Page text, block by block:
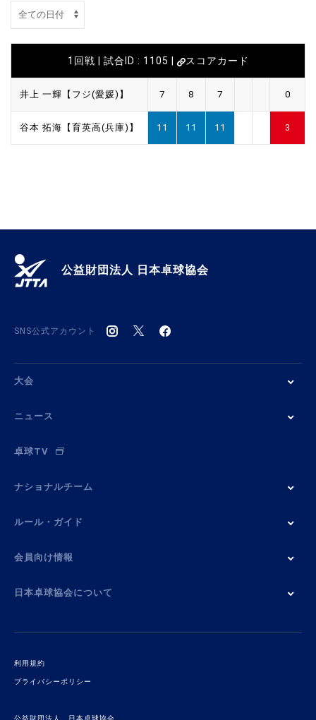
1回戦 | 試合ID : 1105 | スコアカード
井上 一輝【フジ(愛媛)】 7 8 7 0
谷本 拓海【育英高(兵庫)】 11 11 11 3
公益財団法人 日本卓球協会
SNS公式アカウント
大会
ニュース
卓球TV
ナショナルチーム
ルール・ガイド
会員向け情報
日本卓球協会について
利用規約
プライバシーポリシー
公益財団法人 日本卓球協会